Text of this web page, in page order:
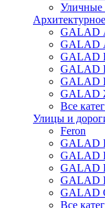
Уличные
Архитектурное
GALAD
GALAD
GALAD
GALAD
GALAD
GALAD
Все
Улицы и
Feron
GALAD
GALAD
GALAD
GALAD
GALAD
Все